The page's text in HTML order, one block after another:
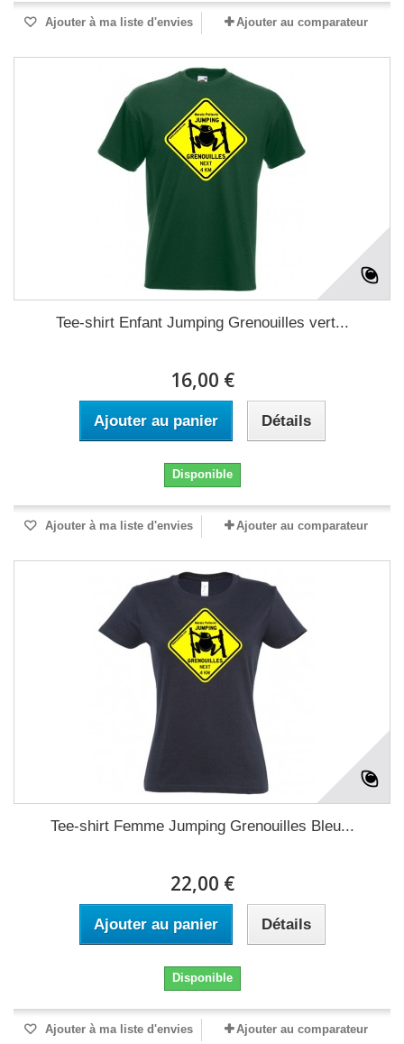
Ajouter à ma liste d'envies Ajouter au comparateur
Tee-shirt Enfant Jumping Grenouilles vert...
16,00 €
Ajouter au panier Détails
Disponible
Ajouter à ma liste d'envies Ajouter au comparateur
Tee-shirt Femme Jumping Grenouilles Bleu...
22,00 €
Ajouter au panier Détails
Disponible
Ajouter à ma liste d'envies Ajouter au comparateur